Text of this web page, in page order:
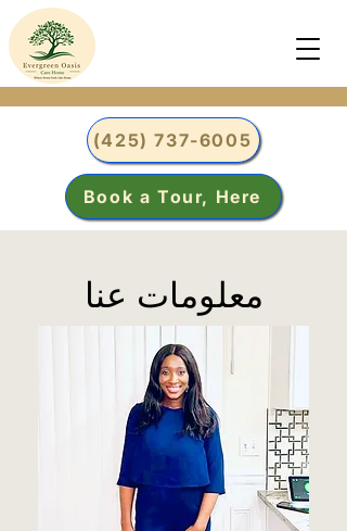
(425) 737-6005
Book a Tour, Here
معلومات عنا